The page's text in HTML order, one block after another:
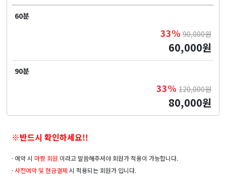
60분
33% 90,000원
60,000원
90분
33% 120,000원
80,000원
※반드시 확인하세요!!
· 예약 시 마짱 회원 이라고 말씀해주셔야 회원가 적용이 가능합니다.
·사전예약 및 현금결제 시 적용되는 회원가 입니다.